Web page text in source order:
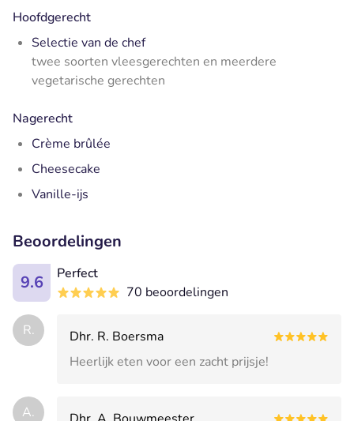
Hoofdgerecht
Selectie van de chef
twee soorten vleesgerechten en meerdere
vegetarische gerechten
Nagerecht
Crème brûlée
Cheesecake
Vanille-ijs
Beoordelingen
9.6
Perfect
70 beoordelingen
R.
Dhr. R. Boersma
Heerlijk eten voor een zacht prijsje!
A.